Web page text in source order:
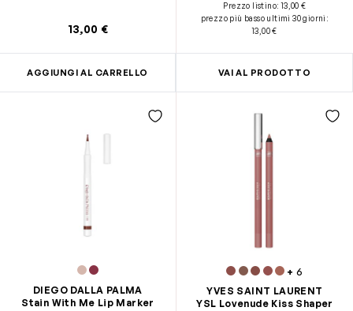
13,00 €
AGGIUNGI AL CARRELLO
Prezzo listino:13,00 €
prezzo più basso ultimi 30 giorni :
13,00 €
VAI AL PRODOTTO
DIEGO DALLA PALMA
Stain With Me Lip Marker
+ 6
YVES SAINT LAURENT
YSL Lovenude Kiss Shaper